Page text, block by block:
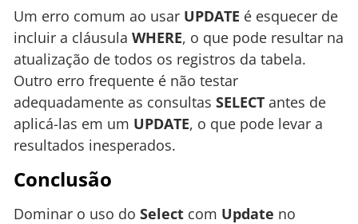
Um erro comum ao usar UPDATE é esquecer de
incluir a cláusula WHERE, o que pode resultar na
atualização de todos os registros da tabela.
Outro erro frequente é não testar
adequadamente as consultas SELECT antes de
aplicá-las em um UPDATE, o que pode levar a
resultados inesperados.
Conclusão
Dominar o uso do Select com Update no